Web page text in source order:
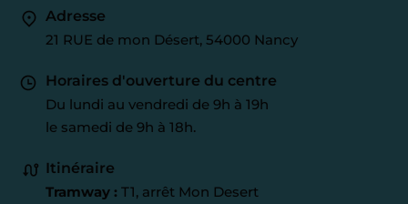
Adresse
21 RUE de mon Désert, 54000 Nancy
Horaires d'ouverture du centre
Du lundi au vendredi de 9h à 19h
le samedi de 9h à 18h.
Itinéraire
Tramway : T1, arrêt Mon Desert